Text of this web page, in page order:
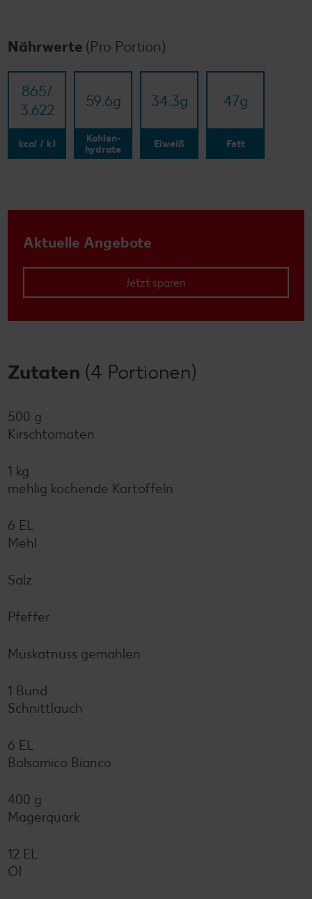
Nährwerte (Pro Portion)
865/​
3.622
kcal / kJ
59.6g
Kohlen-
hydrate
34.3g
Eiweiß
47g
Fett
Aktuelle Angebote
Jetzt sparen
Zutaten (4 Portionen)
500 g
Kirschtomaten
1 kg
mehlig kochende Kartoffeln
6 EL
Mehl
Salz
Pfeffer
Muskatnuss gemahlen
1 Bund
Schnittlauch
6 EL
Balsamico Bianco
400 g
Magerquark
12 EL
Öl